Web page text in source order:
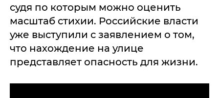
судя по которым можно оценить
масштаб стихии. Российские власти
уже выступили с заявлением о том,
что нахождение на улице
представляет опасность для жизни.